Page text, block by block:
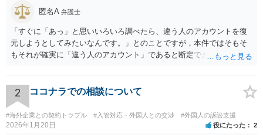
匿名A 弁護士
「すぐに「あっ」と思いいろいろ調べたら、違う人のアカウントを復
元しようとしてみたいなんです。」とのことですが，本件ではそもそ
もそれが確実に「違う人のアカウント」であると断定できていません
できません。余計な心配でしょう。
2 ココナラでの相談について
#海外企業との契約トラブル #入管対応・外国人との交渉 #外国人の訴訟支援
2026年1月20日 役にたった 2